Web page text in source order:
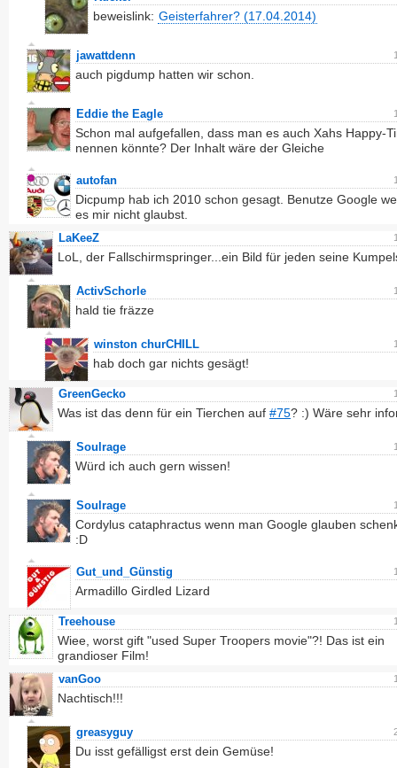
beweislink: Geisterfahrer? (17.04.2014)
jawattdenn
auch pigdump hatten wir schon.
Eddie the Eagle
Schon mal aufgefallen, dass man es auch Xahs Happy-
nennen könnte? Der Inhalt wäre der Gleiche
autofan
Dicpump hab ich 2010 schon gesagt. Benutze Google
es mir nicht glaubst.
LaKeeZ
LoL, der Fallschirmspringer...ein Bild für jeden seine
ActivSchorle
hald tie fräzze
winston churCHILL
hab doch gar nichts gesägt!
GreenGecko
Was ist das denn für ein Tierchen auf #75? :) Wäre sehr
Soulrage
Würd ich auch gern wissen!
Soulrage
Cordylus cataphractus wenn man Google glauben
:D
Gut_und_Günstig
Armadillo Girdled Lizard
Treehouse
Wiee, worst gift "used Super Troopers movie"?! Das ist ein
grandioser Film!
vanGoo
Nachtisch!!!
greasyguy
Du isst gefälligst erst dein Gemüse!